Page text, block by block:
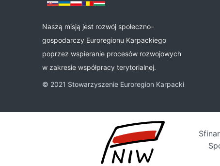
Naszą misją jest rozwój społeczno–
gospodarczy Euroregionu Karpackiego
poprzez wspieranie procesów rozwojowych
w zakresie współpracy terytorialnej.
© 2021 Stowarzyszenie Euroregion Karpacki